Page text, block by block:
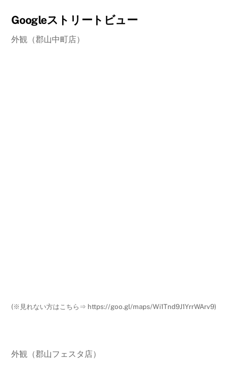
Googleストリートビュー
外観（郡山中町店）
(※見れない方はこちら⇒ https://goo.gl/maps/Wi1Tnd9J1YrrWArv9)
外観（郡山フェスタ店）